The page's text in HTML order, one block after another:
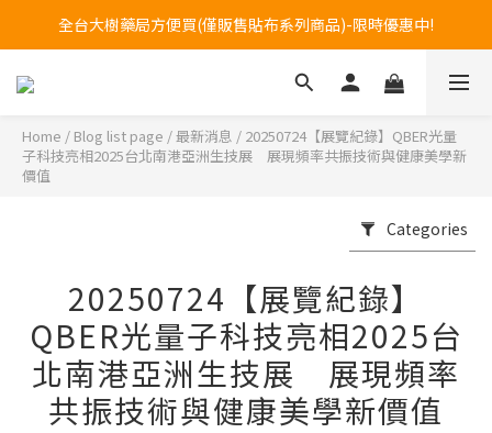
Welcome to call our service hotline at +886800272273.
Home / Blog list page /最新消息 / 20250724【展覽紀錄】QBER光量
子科技亮相2025台北南港亞洲生技展 展現頻率共振技術與健康美學新
價值
Categories
20250724【展覽紀錄】
QBER光量子科技亮相2025台
北南港亞洲生技展 展現頻率
共振技術與健康美學新價值